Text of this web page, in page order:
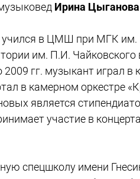
Ирина Цыганова
учился в ЦМШ при МГК им.
им. П.И.
гг. музыкант играл
в камерном оркестре
является
участие в
спецшколу имени